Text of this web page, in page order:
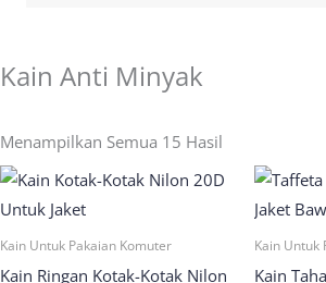
Kain Anti Minyak
Menampilkan Semua 15 Hasil
Kain Untuk Pakaian Komuter
Kain Ringan Kotak-Kotak Nilon
Kain Untuk
Kain